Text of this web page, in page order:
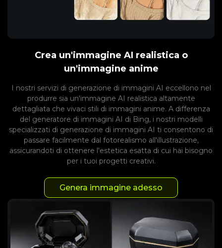
Crea un'immagine AI realistica o
un'immagine anime
I nostri servizi di generazione di immagini AI eccellono nel
produrre sia un'immagine AI realistica altamente
dettagliata che vivaci stili di immagini anime. A differenza
del generatore di immagini AI di Bing, i nostri modelli
specializzati di generazione di immagini AI ti consentono di
passare facilmente dal fotorealismo all'illustrazione,
assicurandoti di ottenere l'estetica esatta di cui hai bisogno
per i tuoi progetti creativi.
Genera immagine adesso